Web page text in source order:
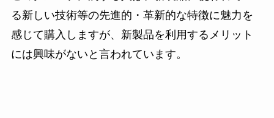
る新しい技術等の先進的・革新的な特徴に魅力を
感じて購入しますが、新製品を利用するメリット
には興味がないと言われています。